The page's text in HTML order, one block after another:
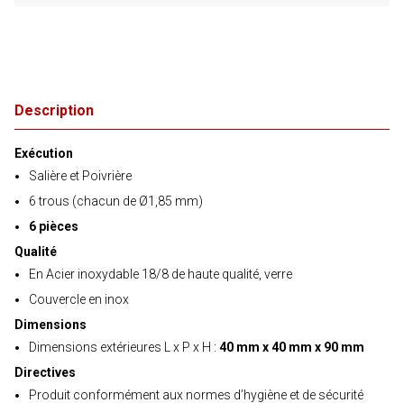
Description
Exécution
Salière et Poivrière
6 trous (chacun de Ø1,85 mm)
6 pièces
Qualité
En Acier inoxydable 18/8 de haute qualité, verre
Couvercle en inox
Dimensions
Dimensions extérieures L x P x H : 40 mm x 40 mm x 90 mm
Directives
Produit conformément aux normes d’hygiène et de sécurité